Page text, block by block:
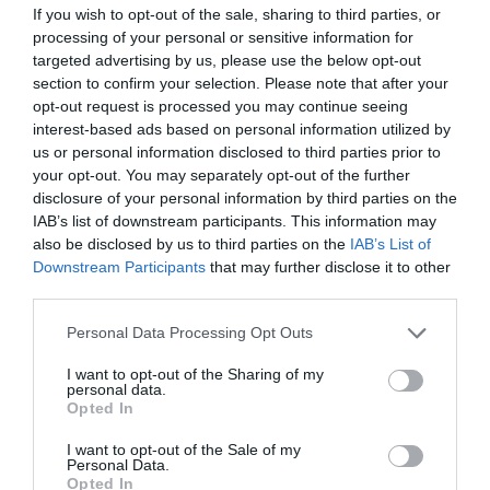
If you wish to opt-out of the sale, sharing to third parties, or
processing of your personal or sensitive information for
targeted advertising by us, please use the below opt-out
section to confirm your selection. Please note that after your
opt-out request is processed you may continue seeing
interest-based ads based on personal information utilized by
us or personal information disclosed to third parties prior to
your opt-out. You may separately opt-out of the further
disclosure of your personal information by third parties on the
IAB’s list of downstream participants. This information may
also be disclosed by us to third parties on the IAB’s List of
Downstream Participants that may further disclose it to other
Personal Data Processing Opt Outs
I want to opt-out of the Sharing of my
personal data.
Opted In
I want to opt-out of the Sale of my
Personal Data.
Opted In
διεθνώς αναγνωρισμένο όμιλοHeutink . Στην Educo,
πιστεύουμε ότι η μάθηση πρέπει να είναι μια
ενδιαφέρουσα, προκλητική και διερευνητική
διαδικασία.
Όλα τα προϊόντα της εταιρείας είναι σχεδιασμένα για
να ενθαρρύνουν τα παιδιά να παίξουν αυθόρμητα. Με
αυτόν τον φυσικό τρόπο, αναπτύσσουν θεμελιώδεις
δεξιότητες και κατακτούν τη γνώση, μετατρέποντας
την εκπαιδευτική εμπειρία σε μια αξέχαστη
περιπέτεια!
Γιατί να επιλέξετε τα εκπαιδευτικά
παιχνίδια Educo;
Η Educo ξεχωρίζει γιατί παρέχεισαφείς
διδασκαλία. Τα προϊόντα της είναι προσεκτικά
κατηγοριοποιημένα σε ενότητες, καθεμία από τις
συγκεκριμένο αναπτυξιακό
στόχο
Ανάπτυξη Δεξιοτήτων:Από τη λεπτή κινητικότητα
έως τη λογική σκέψη.
ένα εργαλείο που κινητοποιεί τη σκέψη και τη
δημιουργικότητα.
Παιδαγωγική Δομή: